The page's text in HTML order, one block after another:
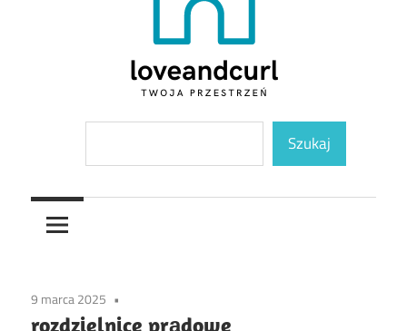
Loveandcurl Szukaj
9 marca 2025
rozdzielnice prądowe